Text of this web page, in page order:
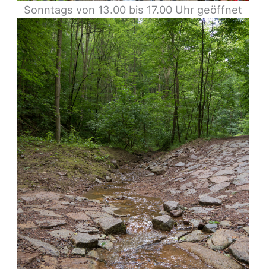
Sonntags von 13.00 bis 17.00 Uhr geöffnet